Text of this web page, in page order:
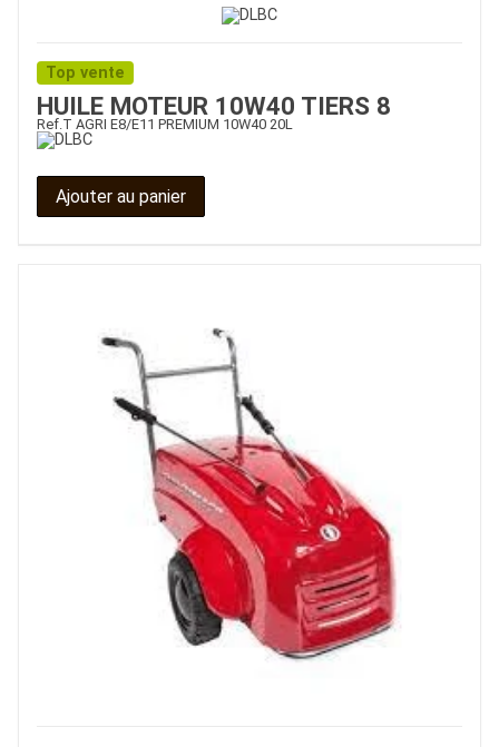
Top vente
HUILE MOTEUR 10W40 TIERS 8
Ref.T AGRI E8/E11 PREMIUM 10W40 20L
Ajouter au panier